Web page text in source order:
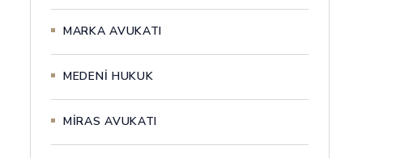
MARKA AVUKATI
MEDENİ HUKUK
MİRAS AVUKATI